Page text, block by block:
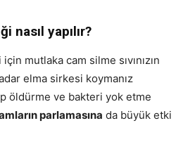
nasıl yapılır?
mutlaka cam silme sıvınızın
elma sirkesi koymanız
öldürme ve bakteri yok etme
parlamasına da büyük etki